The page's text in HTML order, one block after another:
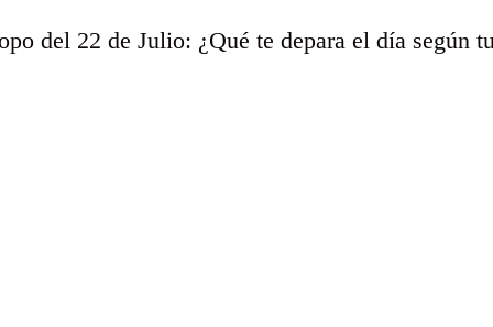
del 22 de Julio: ¿Qué te depara el día según